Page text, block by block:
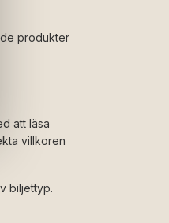
produkter
att läsa
villkoren
biljettyp.